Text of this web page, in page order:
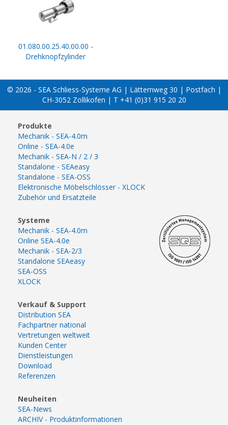
01.080.00.25.40.00.00 -
Drehknopfzylinder
© 2026 - SEA Schliess-Systeme AG | Lätternweg 30 | Postfach |
CH-3052 Zollikofen | T +41 (0)31 915 20 20
Produkte
Mechanik - SEA-4.0m
Online - SEA-4.0e
Mechanik - SEA-N / 2 / 3
Standalone - SEAeasy
Standalone - SEA-OSS
Elektronische Möbelschlösser - XLOCK
Zubehör und Ersatzteile
Systeme
Mechanik - SEA-4.0m
Online SEA-4.0e
Mechanik - SEA-2/3
Standalone SEAeasy
SEA-OSS
XLOCK
Verkauf & Support
Distribution SEA
Fachpartner national
Vertretungen weltweit
Kunden Center
Dienstleistungen
Download
Referenzen
Neuheiten
SEA-News
ARCHIV - Produktinformationen